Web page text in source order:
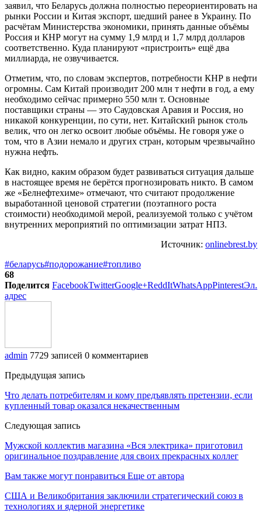
заявил, что Беларусь должна полностью переориентировать на
рынки России и Китая экспорт, шедший ранее в Украину. По
расчётам Министерства экономики, принять данные объёмы
Россия и КНР могут на сумму 1,9 млрд и 1,7 млрд долларов
соответственно. Куда планируют «пристроить» ещё два
миллиарда, не озвучивается.
Отметим, что, по словам экспертов, потребности КНР в нефти
огромны. Сам Китай производит 200 млн т нефти в год, а ему
необходимо сейчас примерно 550 млн т. Основные
поставщики страны — это Саудовская Аравия и Россия, но
никакой конкуренции, по сути, нет. Китайский рынок столь
велик, что он легко освоит любые объёмы. Не говоря уже о
том, что в Азии немало и других стран, которым чрезвычайно
нужна нефть.
Как видно, каким образом будет развиваться ситуация дальше
в настоящее время не берётся прогнозировать никто. В самом
же «Белнефтехиме» отмечают, что считают продолжение
выработанной ценовой стратегии (поэтапного роста
стоимости) необходимой мерой, реализуемой только с учётом
внутренних мероприятий по оптимизации затрат НПЗ.
Источник: onlinebrest.by
#беларусь#подорожание#топливо
68
Поделится FacebookTwitterGoogle+ReddItWhatsAppPinterestЭл.
адрес
admin 7729 записей 0 комментариев
Предыдущая запись
Что делать потребителям и кому предъявлять претензии, если
купленный товар оказался некачественным
Следующая запись
Мужской коллектив магазина «Вся электрика» приготовил
оригинальное поздравление для своих прекрасных коллег
Вам также могут понравиться Еще от автора
США и Великобритания заключили стратегический союз в
технологиях и ядерной энергетике